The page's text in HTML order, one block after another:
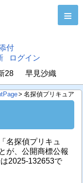
≡
付
ログイン
28 早見沙織
> 名探偵プリキュア
名探偵プリキュ
が、公開商標公報
2025-132653で